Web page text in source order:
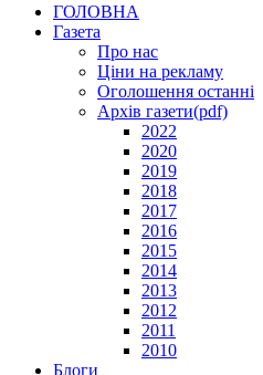
ГОЛОВНА
Газета
Про нас
Ціни на рекламу
Оголошення останні
Архів газети(pdf)
2022
2020
2019
2018
2017
2016
2015
2014
2013
2012
2011
2010
Блоги